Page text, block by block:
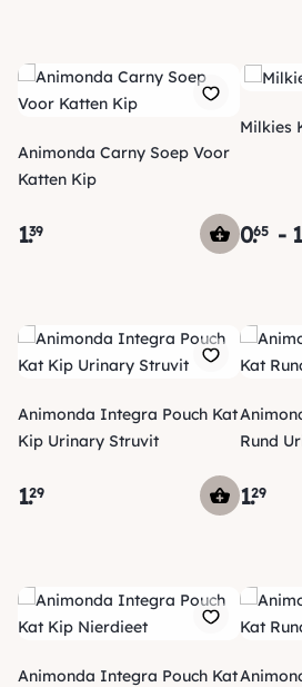
Animonda Carny Soep Voor
Katten Kip
1.39
Milkies
0.65 -
Animonda Integra Pouch Kat
Kip Urinary Struvit
1.29
Rund
1.29
Animonda Integra Pouch Kat